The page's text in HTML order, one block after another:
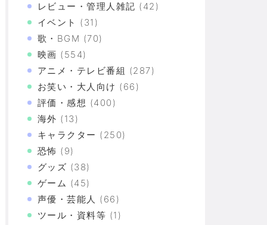
レビュー・管理人雑記 (42)
イベント (31)
歌・BGM (70)
映画 (554)
アニメ・テレビ番組 (287)
お笑い・大人向け (66)
評価・感想 (400)
海外 (13)
キャラクター (250)
恐怖 (9)
グッズ (38)
ゲーム (45)
声優・芸能人 (66)
ツール・資料等 (1)